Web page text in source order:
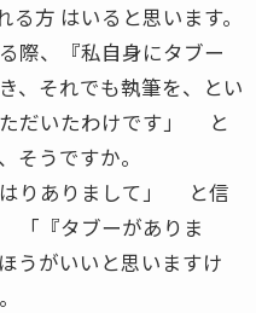
方 はいると思います。
際、『私自身にタブー
、それでも執筆を、とい
ただいたわけです」 と
うですか。
はりありまして」 と信
「『タブーがありま
うがいいと思いますけ